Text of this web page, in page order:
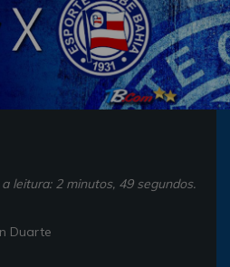
leitura: 2 minutos, 49 segundos.
Duarte